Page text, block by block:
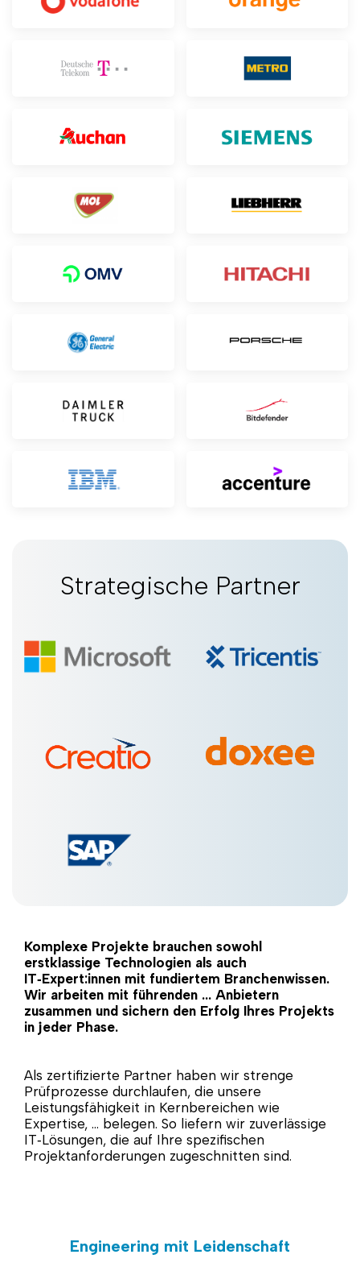
Strategische Partner
Komplexe Projekte brauchen sowohl
erstklassige Technologien als auch
IT‑Expert:innen mit fundiertem Branchenwissen.
Wir arbeiten mit führenden … Anbietern
zusammen und sichern den Erfolg Ihres Projekts
in jeder Phase.
Als zertifizierte Partner haben wir strenge
Prüfprozesse durchlaufen, die unsere
Leistungsfähigkeit in Kernbereichen wie
Expertise, … belegen. So liefern wir zuverlässige
IT‑Lösungen, die auf Ihre spezifischen
Projektanforderungen zugeschnitten sind.
Engineering mit Leidenschaft